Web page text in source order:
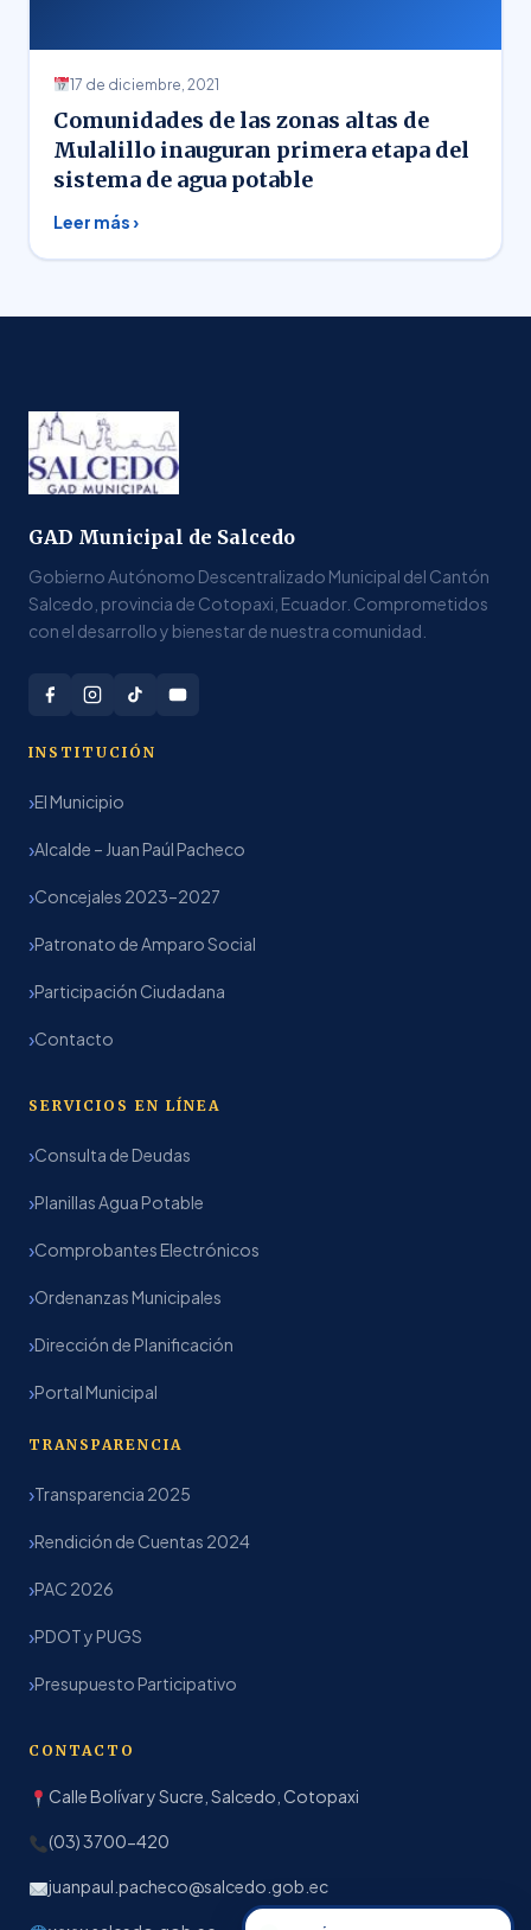
17 de diciembre, 2021
Comunidades de las zonas altas de
Mulalillo inauguran primera etapa del
sistema de agua potable
Leer más ›
GAD Municipal de Salcedo
Gobierno Autónomo Descentralizado Municipal del Cantón
Salcedo, provincia de Cotopaxi, Ecuador. Comprometidos
con el desarrollo y bienestar de nuestra comunidad.
INSTITUCIÓN
El Municipio
Alcalde – Juan Paúl Pacheco
Concejales 2023–2027
Patronato de Amparo Social
Participación Ciudadana
Contacto
SERVICIOS EN LÍNEA
Consulta de Deudas
Planillas Agua Potable
Comprobantes Electrónicos
Ordenanzas Municipales
Dirección de Planificación
Portal Municipal
TRANSPARENCIA
Transparencia 2025
Rendición de Cuentas 2024
PAC 2026
PDOT y PUGS
Presupuesto Participativo
CONTACTO
Calle Bolívar y Sucre, Salcedo, Cotopaxi
(03) 3700-420
juanpaul.pacheco@salcedo.gob.ec